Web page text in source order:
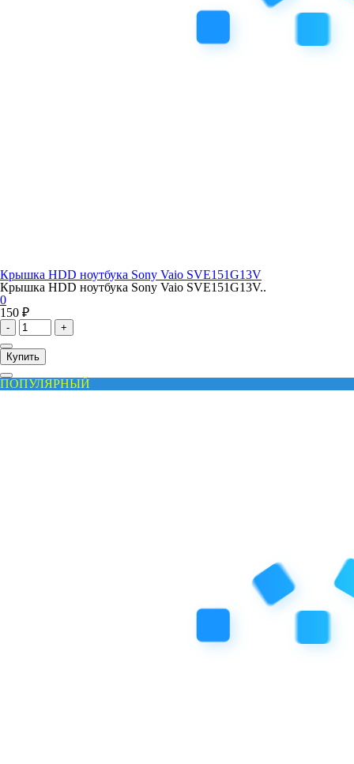
Крышка HDD ноутбука Sony Vaio SVE151G13V
Крышка HDD ноутбука Sony Vaio SVE151G13V..
0
150 ₽
- +
Купить
ПОПУЛЯРНЫЙ